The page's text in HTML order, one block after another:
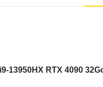
13950HX RTX 4090